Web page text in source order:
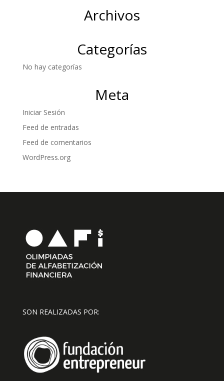
Archivos
Categorías
No hay categorías
Meta
Iniciar Sesión
Feed de entradas
Feed de comentarios
WordPress.org
SON REALIZADAS POR: